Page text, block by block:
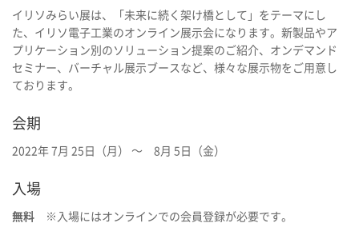
イリソみらい展は、「未来に続く架け橋として」をテーマにし
た、イリソ電子工業のオンライン展示会になります。新製品やア
プリケーション別のソリューション提案のご紹介、オンデマンド
セミナー、バーチャル展示ブースなど、様々な展示物をご用意し
ております。
会期
2022年 7月 25日（月） ～ 8月 5日（金）
入場
無料 ※入場にはオンラインでの会員登録が必要です。